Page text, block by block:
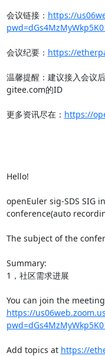
会议链接： https://
会议纪要： https://
温馨提醒：建议接入会议
gitee.com的ID
更多资讯尽在： https://
Hello!
openEuler sig-SDS SIG
conference(auto
The subject of the
Summary:
1，社区需求进展
https://
Add topics at https://